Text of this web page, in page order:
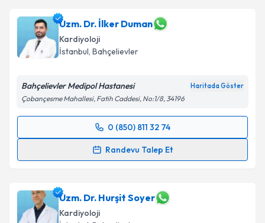
Uzm. Dr. İlker Duman
Kardiyoloji
İstanbul, Bahçelievler
Bahçelievler Medipol Hastanesi Haritada Göster
Çobançesme Mahallesi, Fatih Caddesi, No:1/8, 34196
0 (850) 811 32 74
Randevu Talep Et
Randevu Takvimi Talebi
takvim hazırlandığında e-posta ile bilgilendireceğiz.
E-posta Adresiniz
Uzm. Dr. Hurşit Soyer
Kardiyoloji